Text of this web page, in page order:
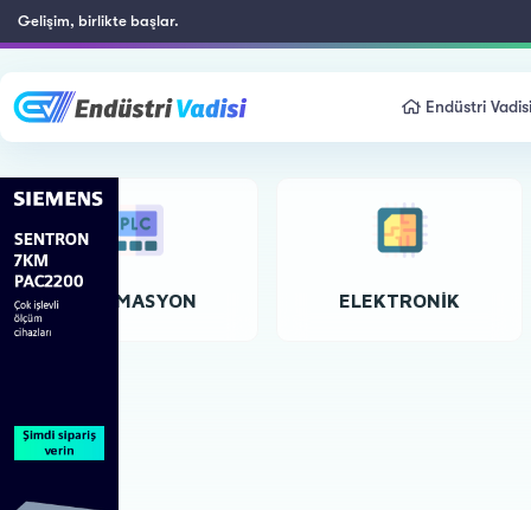
Gelişim, birlikte başlar.
Endüstri Vadisi
OTOMASYON ELEKTRONIK